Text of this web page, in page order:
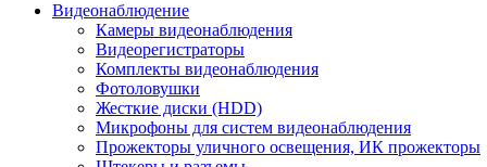
Видеонаблюдение
Камеры видеонаблюдения
Видеорегистраторы
Комплекты видеонаблюдения
Фотоловушки
Жесткие диски (HDD)
Микрофоны для систем видеонаблюдения
Прожекторы уличного освещения, ИК прожекторы